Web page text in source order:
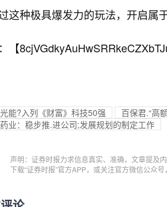
这种极具爆发力的玩法，开启属
【
能?入列《财富》科技50强
百保君.“高
业：稳步推.进公司;发展规划的制定工作
声明：证券时报力求信息真实、准确，文章提及
下载“证券时报”官方APP，或关注官方微信公众